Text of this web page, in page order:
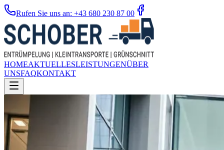
Rufen Sie uns an: +43 680 230 87 00
HOMEAKTUELLESLEISTUNGENÜBER
UNSFAQKONTAKT